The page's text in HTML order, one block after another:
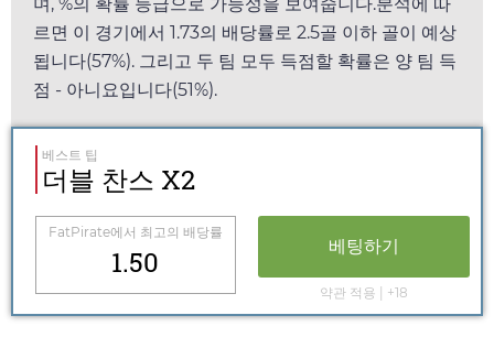
르면 이 경기에서 1.73의 배당률로 2.5골 이하 골이 예상
됩니다(57%). 그리고 두 팀 모두 득점할 확률은 양 팀 득
점 - 아니요입니다(51%).
베스트 팁
더블 찬스 X2
FatPirate에서 최고의 배당률
1.50 베팅하기
약관 적용 | +18